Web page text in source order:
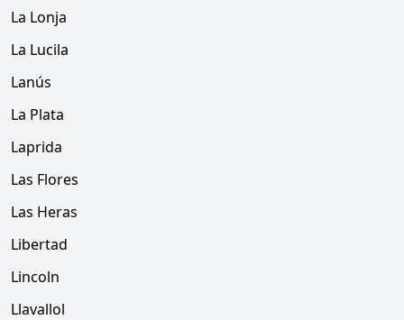
La Lonja
La Lucila
Lanús
La Plata
Laprida
Las Flores
Las Heras
Libertad
Lincoln
Llavallol